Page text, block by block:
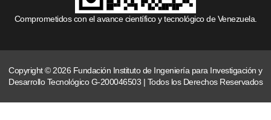
Comprometidos con el avance científico y tecnológico de Venezuela.
Copyright © 2026 Fundación Instituto de Ingeniería para Investigación y
Desarrollo Tecnológico G-200046503 | Todos los Derechos Reservados